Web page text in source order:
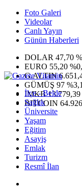
Foto Galeri
Videolar
Canlı Yayın
Günün Haberleri
DOLAR 47,70
EURO 55,20
G.ALTIN
GÜMÜŞ 97
IMKB13.779,39
BITCOIN 64.926
İlçe - Belde
Sağlık
Üniversite
Yaşam
Eğitim
Asayiş
Emlak
Turizm
Resmî İlan